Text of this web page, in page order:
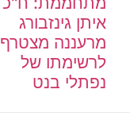
איתן גינזבורג
מרעננה מצטרף
לרשימתו של
נפתלי בנט